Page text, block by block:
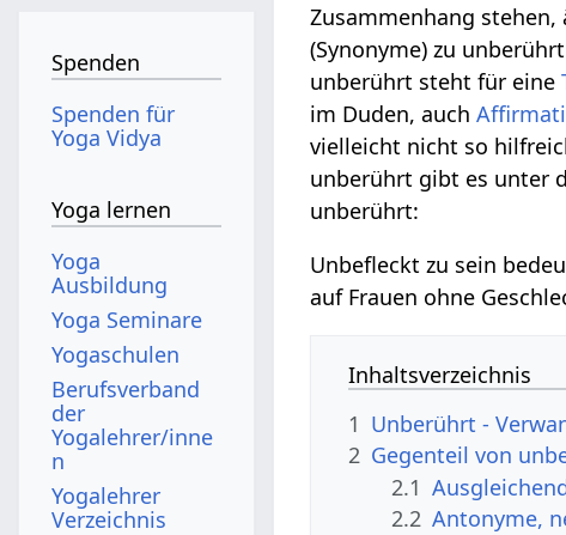
Zusammenhang
(Synonyme) zu
unberührt steht für eine
im Duden, auch
vielleicht nicht so
unberührt gibt es unter
unberührt:
Unbefleckt zu sein
auf Frauen ohne
Inhaltsverzeichnis
1 Unberührt -
2 Gegenteil von
2.1
2.2 Antonyme,
Spenden
Spenden für
Yoga Vidya
Yoga lernen
Yoga
Ausbildung
Yoga Seminare
Yogaschulen
Berufsverband
der
Yogalehrer/inne
n
Yogalehrer
Verzeichnis